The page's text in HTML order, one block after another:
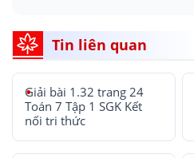
Tin liên quan
Giải bài 1.32 trang 24
Toán 7 Tập 1 SGK Kết
nối tri thức